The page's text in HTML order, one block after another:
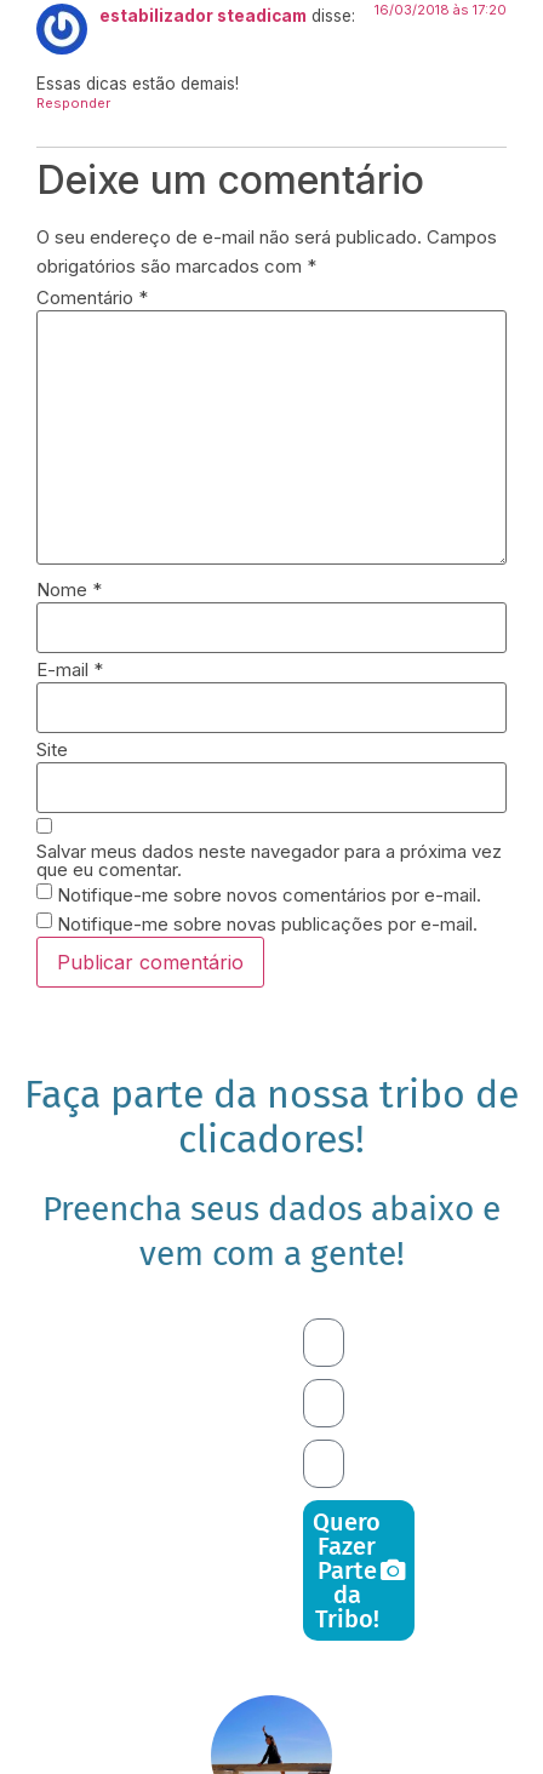
estabilizador steadicam disse: 16/03/2018 às 17:20
Essas dicas estão demais!
Responder
Deixe um comentário
O seu endereço de e-mail não será publicado. Campos
obrigatórios são marcados com *
Comentário *
Nome *
E-mail *
Site
Salvar meus dados neste navegador para a próxima vez
que eu comentar.
Notifique-me sobre novos comentários por e-mail.
Notifique-me sobre novas publicações por e-mail.
Faça parte da nossa tribo de
clicadores!
Preencha seus dados abaixo e
vem com a gente!
Quero
Fazer
Parte
da
Tribo!